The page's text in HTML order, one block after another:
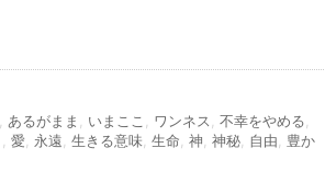
あるがまま いまここ ワンネス 不幸をやめる
愛 永遠 生きる意味 生命 神 神秘 自由
豊か